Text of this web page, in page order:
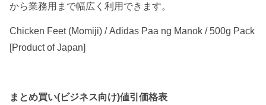
から業務用まで幅広く利用できます。
Chicken Feet (Momiji) /Adidas Paa ng Manok / 500g Pack
[Product of Japan]
まとめ買い(ビジネス向け)値引価格表